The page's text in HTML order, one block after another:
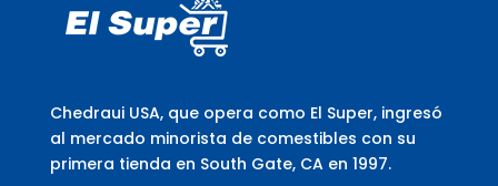
Chedraui USA, que opera como El Super, ingresó
al mercado minorista de comestibles con su
primera tienda en South Gate, CA en 1997.